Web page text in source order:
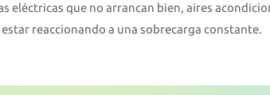
eléctricas que no arrancan bien, aires
reaccionando a una sobrecarga constante.